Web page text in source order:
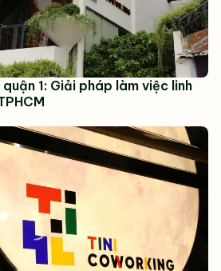
1: Giải pháp làm việc linh